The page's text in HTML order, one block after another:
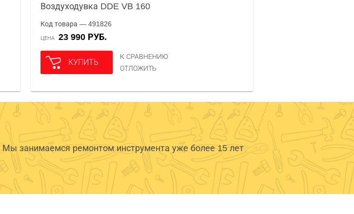
Воздуходувка DDE VB 160
Код товара — 491826
ЦЕНА 23 990 РУБ.
КУПИТЬ
К СРАВНЕНИЮ
ОТЛОЖИТЬ
Мы занимаемся ремонтом инструмента уже более 15 лет